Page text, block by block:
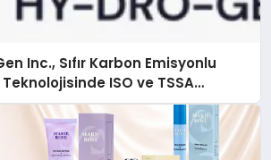
Inc., Sıfır Karbon Emisyonlu
ISO ve TSSA
Aldı